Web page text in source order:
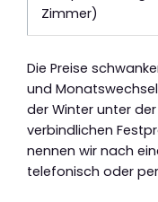
Zimmer)
Die Preise
und
der Winter unter
verbindlichen
nennen wir nach
telefonisch oder